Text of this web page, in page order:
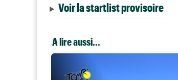
Voir la startlist provisoire
A lire aussi...